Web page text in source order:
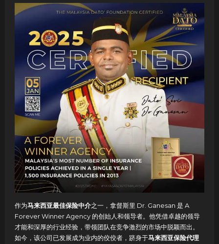
作为马来西亚最佳保险中介之一，拿督斯里 Dr. Ganesan 是 A
Forever Winner Agency 的创始人和领导者。他凭借卓越的领导
才能和深厚的行业经验，带领团队在竞争激烈的市场中脱颖而出。
如今，该公司已发展成为业内的佼佼者，跻身于马来西亚保险代理